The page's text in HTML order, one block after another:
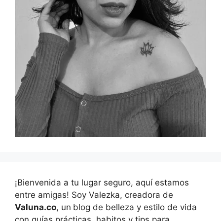
¡Bienvenida a tu lugar seguro, aquí estamos
entre amigas! Soy Valezka, creadora de
Valuna.co, un blog de belleza y estilo de vida